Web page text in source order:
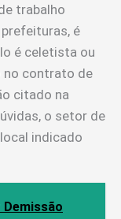
trabalho
é
é celetista ou
no contrato de
citado na
o setor de
indicado
Demissão